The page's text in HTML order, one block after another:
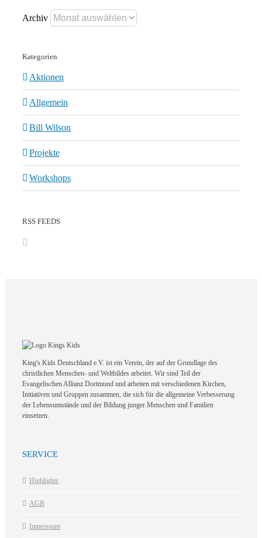
Archiv
Kategorien
Aktionen
Allgemein
Bill Wilson
Projekte
Workshops
RSS FEEDS
King's Kids Deutschland e.V. ist ein Verein, der auf der Grundlage des
christlichen Menschen- und Weltbildes arbeitet. Wir sind Teil der
Evangelischen Allianz Dortmund und arbeiten mit verschiedenen Kirchen,
Initiativen und Gruppen zusammen, die sich für die allgemeine Verbesserung
der Lebensumstände und der Bildung junger Menschen und Familien
einsetzen.
SERVICE
Highlights
AGB
Impressum